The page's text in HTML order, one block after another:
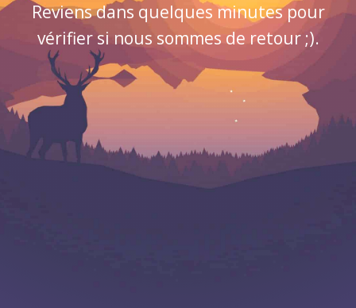
Reviens dans quelques minutes pour
vérifier si nous sommes de retour ;).